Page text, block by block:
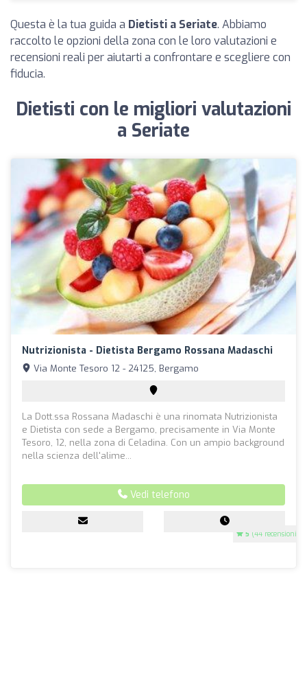
Questa è la tua guida a Dietisti a Seriate. Abbiamo
raccolto le opzioni della zona con le loro valutazioni e
recensioni reali per aiutarti a confrontare e scegliere con
fiducia.
Dietisti con le migliori valutazioni
a Seriate
Nutrizionista - Dietista Bergamo Rossana Madaschi
5 (44 recensioni)
Via Monte Tesoro 12 - 24125, Bergamo
La Dott.ssa Rossana Madaschi è una rinomata Nutrizionista
e Dietista con sede a Bergamo, precisamente in Via Monte
Tesoro, 12, nella zona di Celadina. Con un ampio background
nella scienza dell'alime...
Vedi telefono